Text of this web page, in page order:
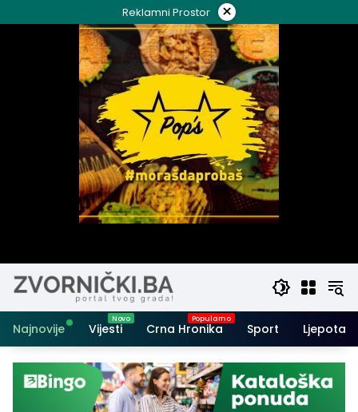
to
Reklamni Prostor ×
Najnovije Vijesti Crna Hronika Sport Ljepota i